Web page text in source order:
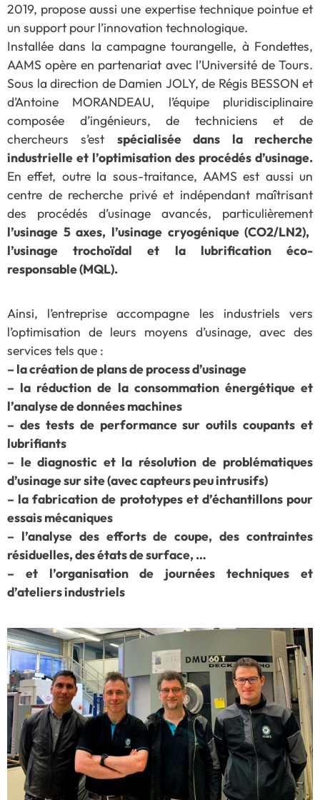
2019, propose aussi une expertise technique pointue et
un support pour l’innovation technologique.
Installée dans la campagne tourangelle, à Fondettes,
AAMS opère en partenariat avec l’Université de Tours.
Sous la direction de Damien JOLY, de Régis BESSON et
d’Antoine MORANDEAU, l’équipe pluridisciplinaire
composée d’ingénieurs, de techniciens et de
chercheurs s’est spécialisée dans la recherche
industrielle et l’optimisation des procédés d’usinage.
En effet, outre la sous-traitance, AAMS est aussi un
centre de recherche privé et indépendant maîtrisant
des procédés d’usinage avancés, particulièrement
l’usinage 5 axes, l’usinage cryogénique (CO2/LN2),
l’usinage trochoïdal et la lubrification éco-
responsable (MQL).
Ainsi, l’entreprise accompagne les industriels vers
l’optimisation de leurs moyens d’usinage, avec des
services tels que :
– la création de plans de process d’usinage
– la réduction de la consommation énergétique et
l’analyse de données machines
– des tests de performance sur outils coupants et
lubrifiants
– le diagnostic et la résolution de problématiques
d’usinage sur site (avec capteurs peu intrusifs)
– la fabrication de prototypes et d’échantillons pour
essais mécaniques
– l’analyse des efforts de coupe, des contraintes
résiduelles, des états de surface, …
– et l’organisation de journées techniques et
d’ateliers industriels